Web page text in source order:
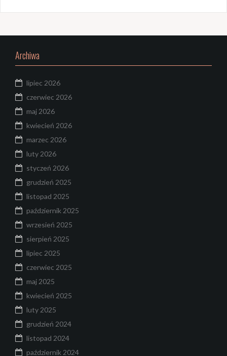
Archiwa
lipiec 2026
czerwiec 2026
maj 2026
kwiecień 2026
marzec 2026
luty 2026
styczeń 2026
grudzień 2025
listopad 2025
październik 2025
wrzesień 2025
sierpień 2025
lipiec 2025
czerwiec 2025
maj 2025
kwiecień 2025
luty 2025
grudzień 2024
listopad 2024
październik 2024